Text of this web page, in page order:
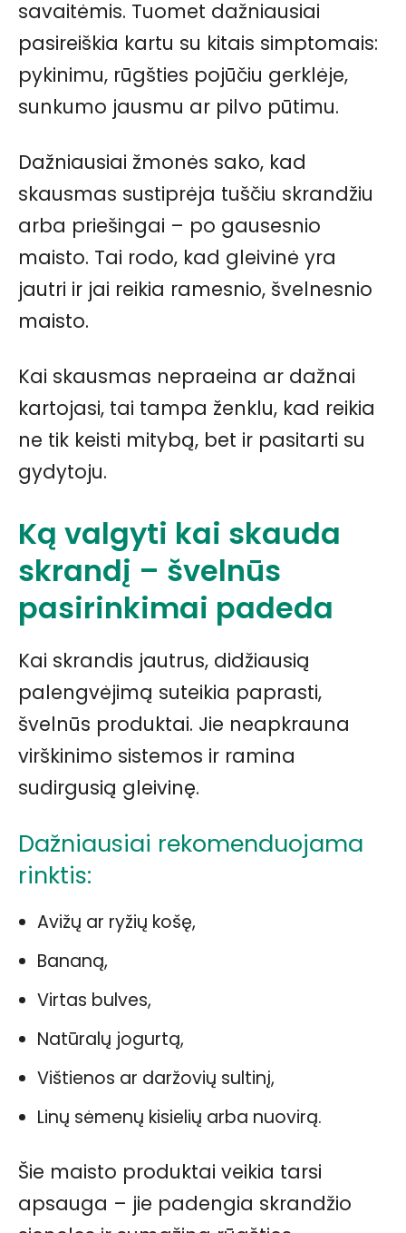
savaitėmis. Tuomet dažniausiai
pasireiškia kartu su kitais simptomais:
pykinimu, rūgšties pojūčiu gerklėje,
sunkumo jausmu ar pilvo pūtimu.
Dažniausiai žmonės sako, kad
skausmas sustiprėja tuščiu skrandžiu
arba priešingai – po gausesnio
maisto. Tai rodo, kad gleivinė yra
jautri ir jai reikia ramesnio, švelnesnio
maisto.
Kai skausmas nepraeina ar dažnai
kartojasi, tai tampa ženklu, kad reikia
ne tik keisti mitybą, bet ir pasitarti su
gydytoju.
Ką valgyti kai skauda
skrandį – švelnūs
pasirinkimai padeda
Kai skrandis jautrus, didžiausią
palengvėjimą suteikia paprasti,
švelnūs produktai. Jie neapkrauna
virškinimo sistemos ir ramina
sudirgusią gleivinę.
Dažniausiai rekomenduojama
rinktis:
Avižų ar ryžių košę,
Bananą,
Virtas bulves,
Natūralų jogurtą,
Vištienos ar daržovių sultinį,
Linų sėmenų kisielių arba nuovirą.
Šie maisto produktai veikia tarsi
apsauga – jie padengia skrandžio